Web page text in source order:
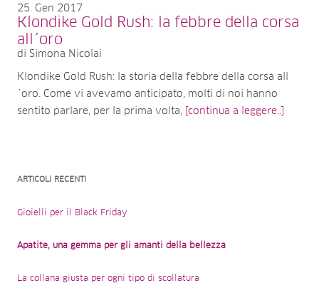
25 Gen 2017
Klondike Gold Rush: la febbre della corsa
all´oro
di Simona Nicolai
Klondike Gold Rush: la storia della febbre della corsa all
´oro. Come vi avevamo anticipato, molti di noi hanno
sentito parlare, per la prima volta, [continua a leggere..]
ARTICOLI RECENTI
Gioielli per il Black Friday
Apatite, una gemma per gli amanti della bellezza
La collana giusta per ogni tipo di scollatura